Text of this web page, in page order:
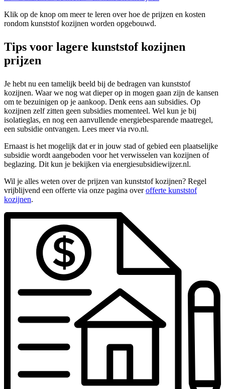
Klik op de knop om meer te leren over hoe de prijzen en kosten
rondom kunststof kozijnen worden opgebouwd.
Tips voor lagere kunststof kozijnen
prijzen
Je hebt nu een tamelijk beeld bij de bedragen van kunststof
kozijnen. Waar we nog wat dieper op in mogen gaan zijn de kansen
om te bezuinigen op je aankoop. Denk eens aan subsidies. Op
kozijnen zelf zitten geen subsidies momenteel. Wel kun je bij
isolatieglas, en nog een aanvullende energiebesparende maatregel,
een subsidie ontvangen. Lees meer via rvo.nl.
Ernaast is het mogelijk dat er in jouw stad of gebied een plaatselijke
subsidie wordt aangeboden voor het verwisselen van kozijnen of
beglazing. Dit kun je bekijken via energiesubsidiewijzer.nl.
Wil je alles weten over de prijzen van kunststof kozijnen? Regel
vrijblijvend een offerte via onze pagina overofferte kunststof
kozijnen.